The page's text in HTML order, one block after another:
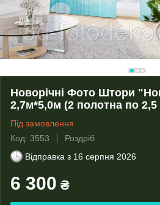
Новорічні Фото Штори
2,7м*5,0м (2 полотна по
Під замовлення
Код: 3553
Роздріб
Відправка з 16 серпня 2026
6 300 ₴